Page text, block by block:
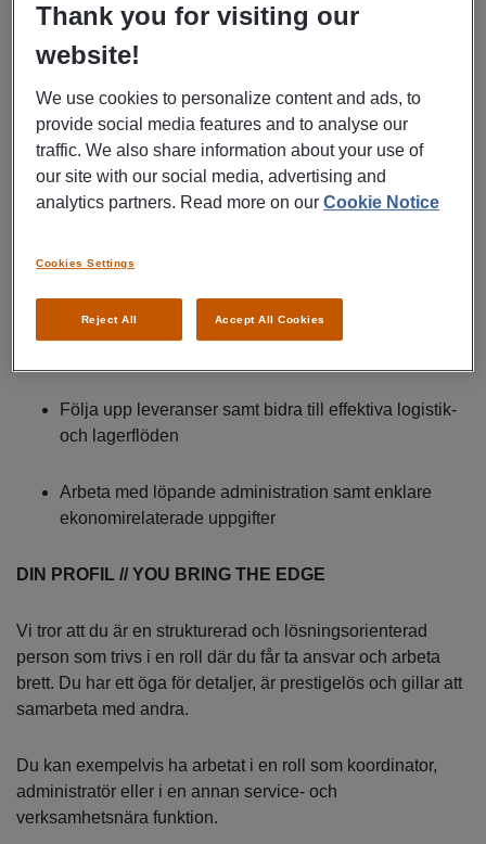
Exempel på arbetsuppgifter:
Stötta i produktutveckling och uppdatering av
produktrelaterat material
Hantera och kvalitetssäkra produktinformation i
system
Koordinera och administrera marknadsaktiviteter och
kampanjer
Följa upp leveranser samt bidra till effektiva logistik-
och lagerflöden
Arbeta med löpande administration samt enklare
ekonomirelaterade uppgifter
DIN PROFIL // YOU BRING THE EDGE
Vi tror att du är en strukturerad och lösningsorienterad
person som trivs i en roll där du får ta ansvar och arbeta
brett. Du har ett öga för detaljer, är prestigelös och gillar att
samarbeta med andra.
Du kan exempelvis ha arbetat i en roll som koordinator,
administratör eller i en annan service- och
verksamhetsnära funktion.
Thank you for visiting our
website!
We use cookies to personalize content and ads, to
provide social media features and to analyse our
traffic. We also share information about your use of
our site with our social media, advertising and
analytics partners. Read more on ourCookie Notice
Reject All Accept All Cookies
Cookies Settings